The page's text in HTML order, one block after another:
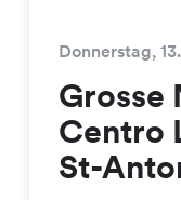
Donnerstag,
Grosse
Centro
St-